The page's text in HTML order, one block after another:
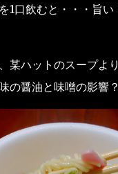
1口飲むと・・・旨
某ハットのスープよ
の醤油と味噌の影響